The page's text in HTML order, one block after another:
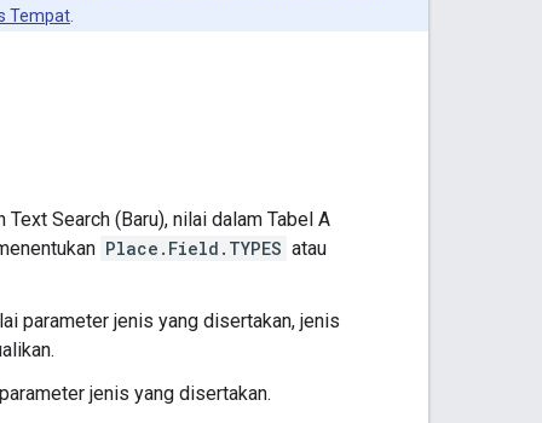
Tempat
Search (Baru), nilai dalam Tabel A
Place.Field.TYPES atau
parameter jenis yang disertakan, jenis
jenis yang disertakan.